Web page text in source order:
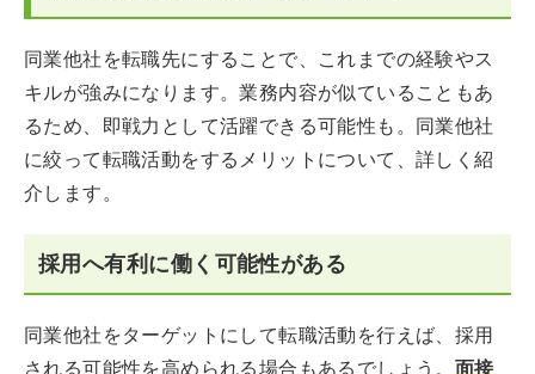
同業他社を転職先にすることで、これまでの経験やス
キルが強みになります。業務内容が似ていることもあ
るため、即戦力として活躍できる可能性も。同業他社
に絞って転職活動をするメリットについて、詳しく紹
介します。
採用へ有利に働く可能性がある
同業他社をターゲットにして転職活動を行えば、採用
される可能性を高められる場合もあるでしょう。 面接